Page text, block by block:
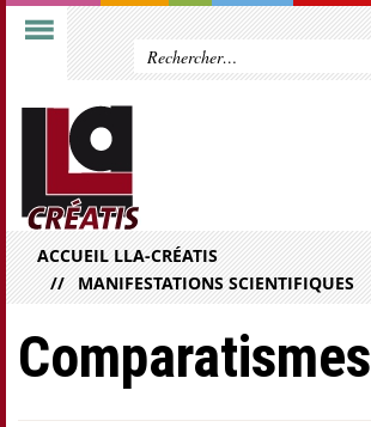
ACCUEIL LLA-CRÉATIS
MANIFESTATIONS SCIENTIFIQUES
Comparatismes